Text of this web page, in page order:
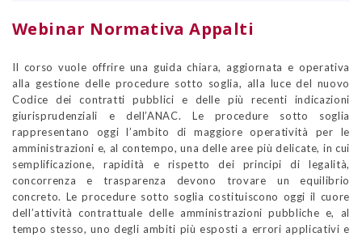
Webinar Normativa Appalti
Il corso vuole offrire una guida chiara, aggiornata e operativa
alla gestione delle procedure sotto soglia, alla luce del nuovo
Codice dei contratti pubblici e delle più recenti indicazioni
giurisprudenziali e dell’ANAC. Le procedure sotto soglia
rappresentano oggi l’ambito di maggiore operatività per le
amministrazioni e, al contempo, una delle aree più delicate, in cui
semplificazione, rapidità e rispetto dei principi di legalità,
concorrenza e trasparenza devono trovare un equilibrio
concreto. Le procedure sotto soglia costituiscono oggi il cuore
dell’attività contrattuale delle amministrazioni pubbliche e, al
tempo stesso, uno degli ambiti più esposti a errori applicativi e